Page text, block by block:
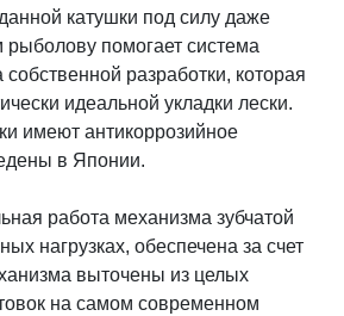
катушки под силу даже
рыболову помогает система
собственной разработки, которая
идеальной укладки лески.
имеют антикоррозийное
в Японии.
работа механизма зубчатой
нагрузках, обеспечена за счет
выточены из целых
на самом современном